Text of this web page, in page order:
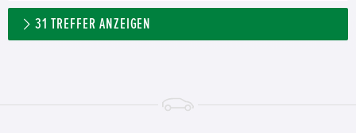
31 TREFFER ANZEIGEN